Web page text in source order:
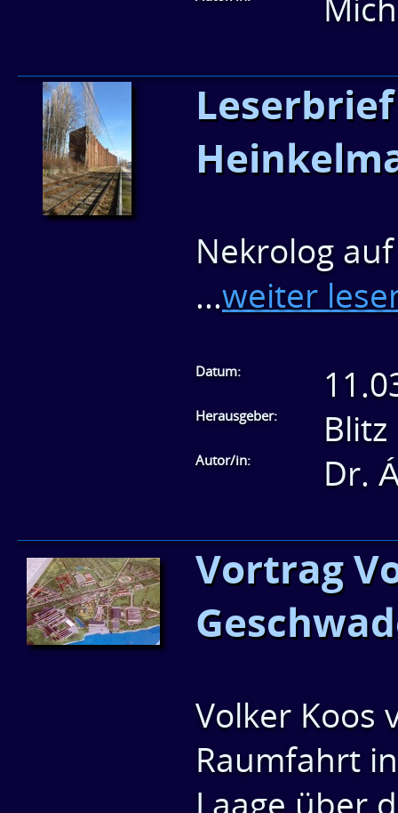
Nekrolog
...weiter
Datum:
Herausgeber: Blitz
Autor/in: Dr.
Vortrag
Volker Koos
Raumfahrt
Laage über